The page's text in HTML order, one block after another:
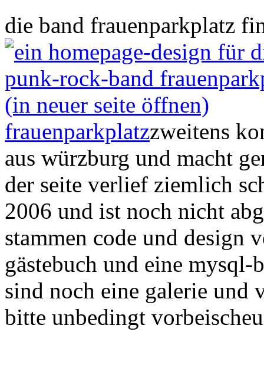
die band frauenparkplatz
frauenparkplatzzweitens
aus würzburg und macht
der seite verlief ziemlich
2006 und ist noch nicht
stammen code und design
gästebuch und eine mysql-
sind noch eine galerie und
bitte unbedingt